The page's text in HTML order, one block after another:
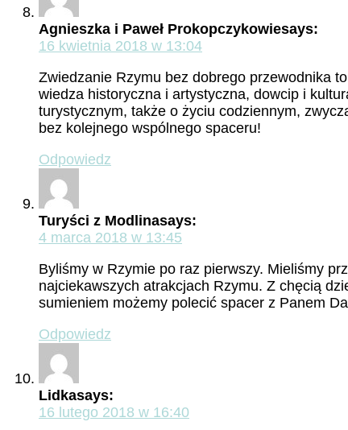
Agnieszka i Paweł Prokopczykowiesays:
16 kwietnia 2018 w 13:04
Zwiedzanie Rzymu bez dobrego przewodnika
wiedza historyczna i artystyczna, dowcip i
turystycznym, także o życiu codziennym,
bez kolejnego wspólnego spaceru!
Odpowiedz
Turyści z Modlinasays:
4 marca 2018 w 13:45
Byliśmy w Rzymie po raz pierwszy. Mieliśmy
najciekawszych atrakcjach Rzymu. Z chęcią
sumieniem możemy polecić spacer z Panem
Odpowiedz
Lidkasays:
16 lutego 2018 w 16:40